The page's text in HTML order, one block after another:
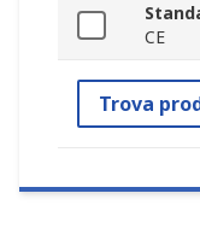
CE
Trova